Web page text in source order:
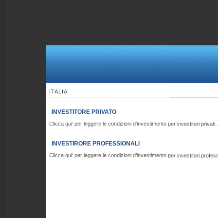
ITALIA
INVESTITORE PRIVATO
Clicca qui’ per leggere le condizioni d’investimento per investitori
INVESTIRORE PROFESSIONALI
Clicca qui’ per leggere le condizioni d’investimento per investitori